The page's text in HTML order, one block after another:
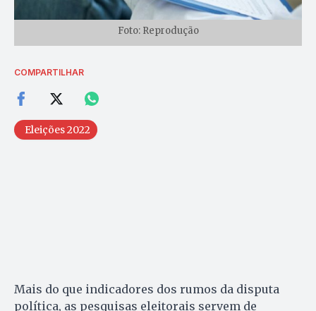
Foto: Reprodução
COMPARTILHAR
Eleições 2022
Mais do que indicadores dos rumos da disputa
política, as pesquisas eleitorais servem de